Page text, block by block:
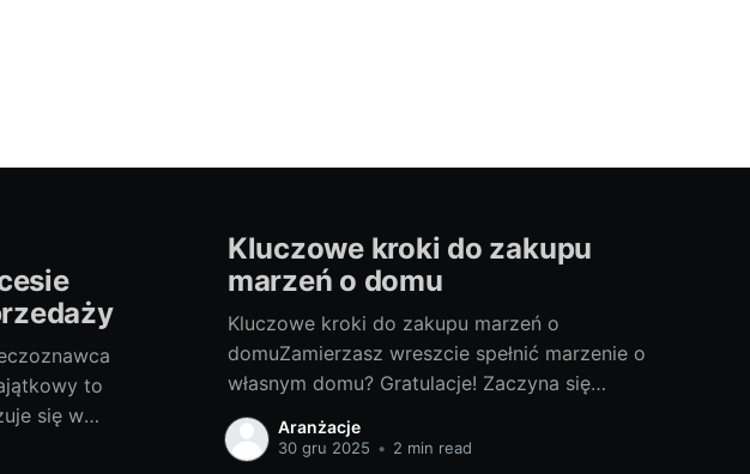
to
się w
takich jak
Kluczowe kroki do zakupu
marzeń o domu
Kluczowe kroki do zakupu marzeń o
domuZamierzasz wreszcie spełnić marzenie o
własnym domu? Gratulacje! Zaczyna się
prawdziwa przygoda. Przygotowaliśmy dla
Ciebie przewodnik, który pomoże Ci
Aranżacje
30 gru 2025 • 2 min read